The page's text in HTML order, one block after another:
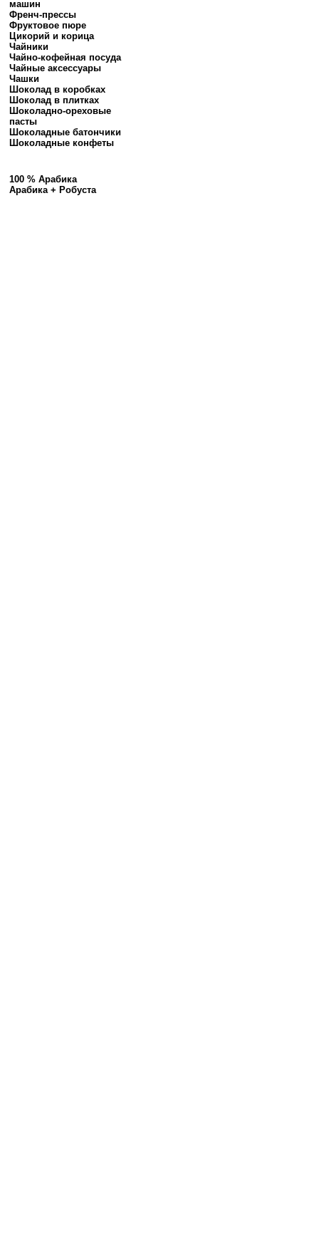
машин
Френч-прессы
Фруктовое пюре
Цикорий и корица
Чайники
Чайно-кофейная посуда
Чайные аксессуары
Чашки
Шоколад в коробках
Шоколад в плитках
Шоколадно-ореховые
пасты
Шоколадные батончики
Шоколадные конфеты
100 % Арабика
Арабика + Робуста